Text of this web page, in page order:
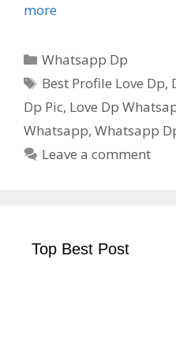
more
Categories
Whatsapp Dp
Tags
Best Profile Love Dp,
Dp Pic, Love Dp
Whatsapp, Whatsapp
Leave a comment
Top Best Post